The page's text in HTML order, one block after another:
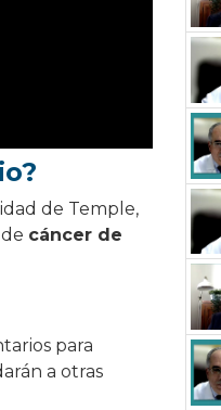
de Temple,
cáncer de
para
a otras